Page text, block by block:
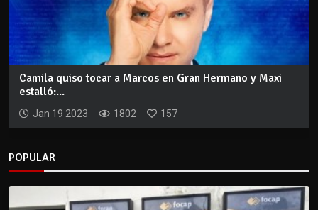
Camila quiso tocar a Marcos en Gran Hermano y Maxi
estalló:...
Jan 19 2023 1802 157
POPULAR